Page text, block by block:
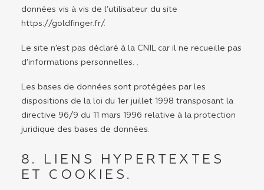
données vis à vis de l’utilisateur du site
https://goldfinger.fr/.
Le site n’est pas déclaré à la CNIL car il ne recueille pas
d’informations personnelles. .
Les bases de données sont protégées par les
dispositions de la loi du 1er juillet 1998 transposant la
directive 96/9 du 11 mars 1996 relative à la protection
juridique des bases de données.
8. LIENS HYPERTEXTES
ET COOKIES.